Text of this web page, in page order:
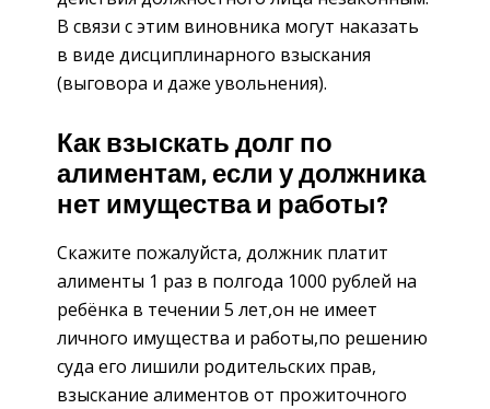
В связи с этим виновника могут наказать
в виде дисциплинарного взыскания
(выговора и даже увольнения).
Как взыскать долг по
алиментам, если у должника
нет имущества и работы?
Скажите пожалуйста, должник платит
алименты 1 раз в полгода 1000 рублей на
ребёнка в течении 5 лет,он не имеет
личного имущества и работы,по решению
суда его лишили родительских прав,
взыскание алиментов от прожиточного